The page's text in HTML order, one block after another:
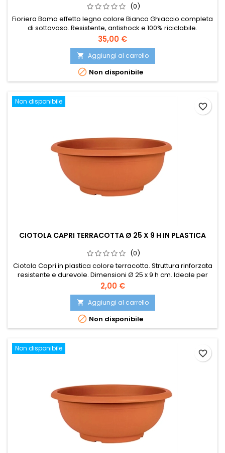
(0)
Fioriera Bama effetto legno colore Bianco Ghiaccio completa
di sottovaso. Resistente, antishock e 100% riciclabile.
Capacità 70 litri. Ideale per giardini, terrazzi e balconi.
Prezzo
35,00 €
 Aggiungi al carrello
 Non disponibile
Non disponibile
CIOTOLA CAPRI TERRACOTTA Ø 25 X 9 H IN PLASTICA
(0)
Ciotola Capri in plastica colore terracotta. Struttura rinforzata
resistente e durevole. Dimensioni Ø 25 x 9 h cm. Ideale per
piante, fiori e arredamento esterno.
Prezzo
2,00 €
 Aggiungi al carrello
 Non disponibile
favorite_border
Non disponibile
favorite_border